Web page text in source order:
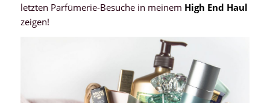
letzten Parfümerie-Besuche in meinem High End Haul
zeigen!